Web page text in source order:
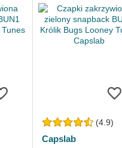
(4.9)
Capslab